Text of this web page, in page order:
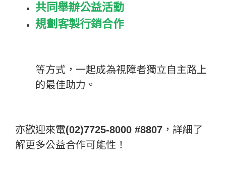
共同舉辦公益活動
規劃客製行銷合作
等方式，一起成為視障者獨立自主路上
的最佳助力。
亦歡迎來電(02)7725-8000 #8807 ，詳細了
解更多公益合作可能性！